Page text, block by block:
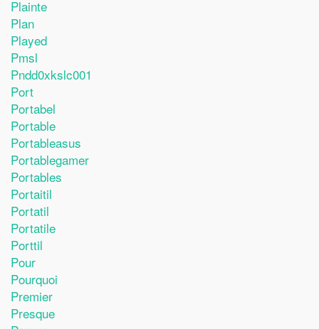
Plainte
Plan
Played
Pmsl
Pndd0xkslc001
Port
Portabel
Portable
Portableasus
Portablegamer
Portables
Portaitil
Portatil
Portatile
Porttil
Pour
Pourquoi
Premier
Presque